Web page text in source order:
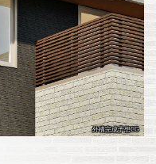
外構完成予想CG